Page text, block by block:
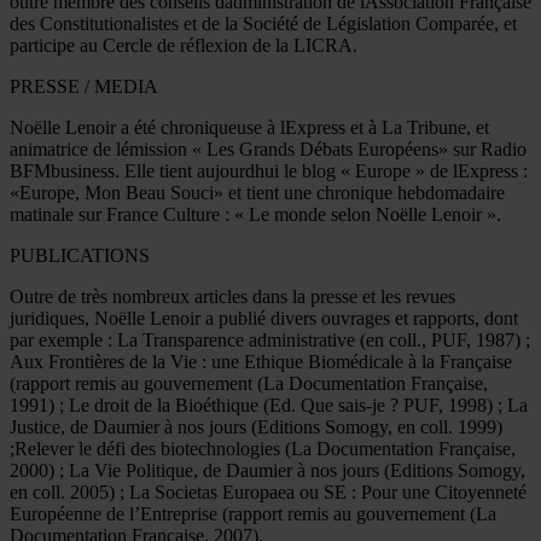
des Constitutionalistes et de la Société de Législation Comparée, et
participe au Cercle de réflexion de la LICRA.
PRESSE / MEDIA
Noëlle Lenoir a été chroniqueuse à lExpress et à La Tribune, et
animatrice de lémission « Les Grands Débats Européens» sur Radio
BFMbusiness. Elle tient aujourdhui le blog « Europe » de lExpress :
«Europe, Mon Beau Souci» et tient une chronique hebdomadaire
matinale sur France Culture : « Le monde selon Noëlle Lenoir ».
PUBLICATIONS
Outre de très nombreux articles dans la presse et les revues
juridiques, Noëlle Lenoir a publié divers ouvrages et rapports, dont
par exemple : La Transparence administrative (en coll., PUF, 1987) ;
Aux Frontières de la Vie : une Ethique Biomédicale à la Française
(rapport remis au gouvernement (La Documentation Française,
1991) ; Le droit de la Bioéthique (Ed. Que sais-je ? PUF, 1998) ; La
Justice, de Daumier à nos jours (Editions Somogy, en coll. 1999)
;Relever le défi des biotechnologies (La Documentation Française,
2000) ; La Vie Politique, de Daumier à nos jours (Editions Somogy,
en coll. 2005) ; La Societas Europaea ou SE : Pour une Citoyenneté
Européenne de l’Entreprise (rapport remis au gouvernement (La
Documentation Française, 2007).